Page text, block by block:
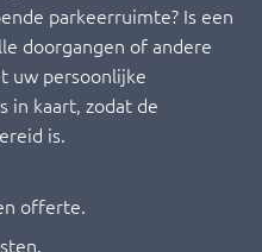
parkeerruimte? Is een
doorgangen of andere
uw persoonlijke
in kaart, zodat de
is.
offerte.